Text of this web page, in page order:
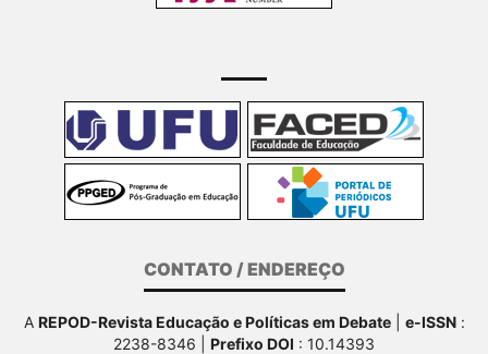
CONTATO / ENDEREÇO
A REPOD-Revista Educação e Políticas em Debate| e-ISSN:
2238-8346 | Prefixo DOI : 10.14393